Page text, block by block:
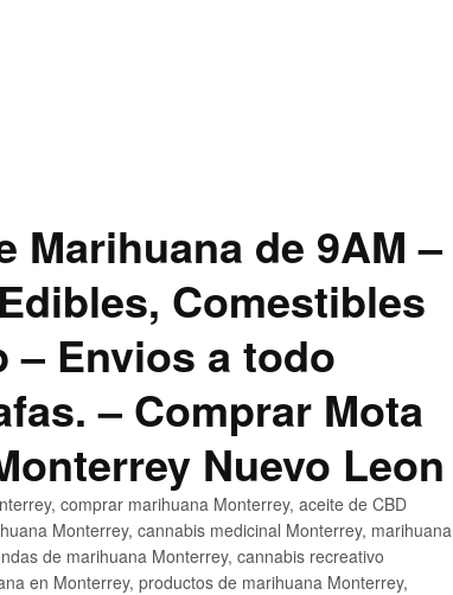
Marihuana de 9AM –
Comestibles
– Envios a todo
– Comprar Mota
Nuevo Leon
comprar marihuana Monterrey, aceite de CBD
Monterrey, cannabis medicinal Monterrey, marihuana
de marihuana Monterrey, cannabis recreativo
en Monterrey, productos de marihuana Monterrey,